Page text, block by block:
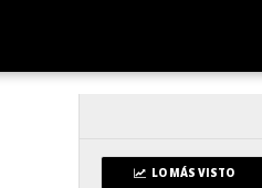
LO MÁS VISTO